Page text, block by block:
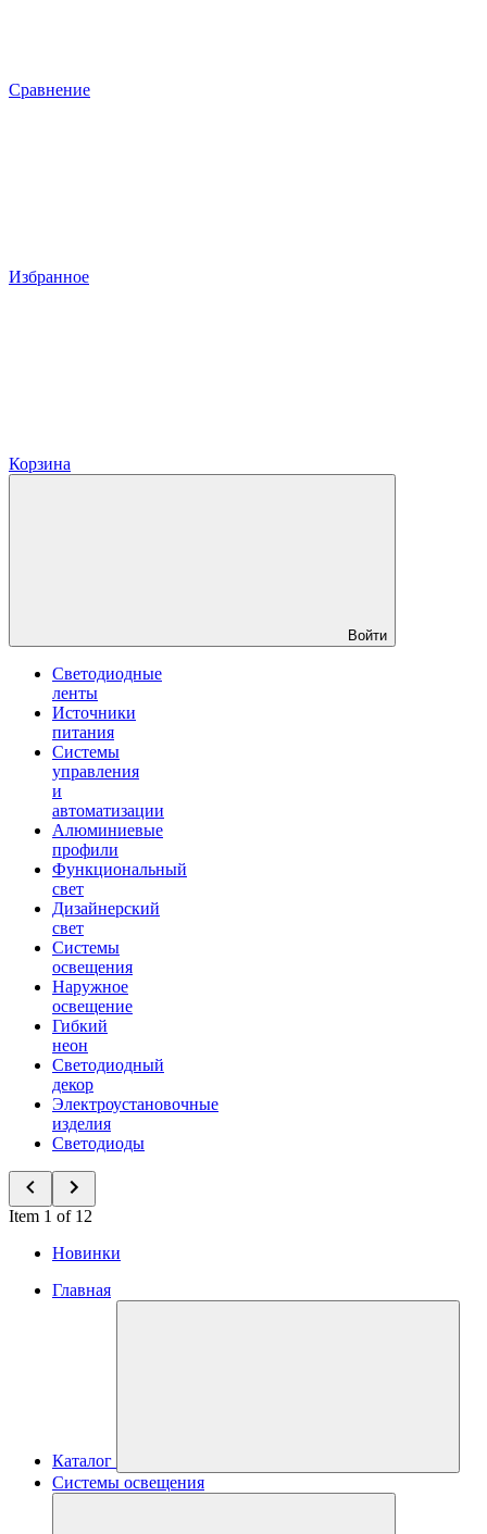
Сравнение
Избранное
Корзина
Войти
Светодиодные
ленты
Источники
питания
Системы
управления
и
автоматизации
Алюминиевые
профили
Функциональный
свет
Дизайнерский
свет
Системы
освещения
Наружное
освещение
Гибкий
неон
Светодиодный
декор
Электроустановочные
изделия
Светодиоды
Item 1 of 12
Новинки
Главная
Каталог
Системы освещения